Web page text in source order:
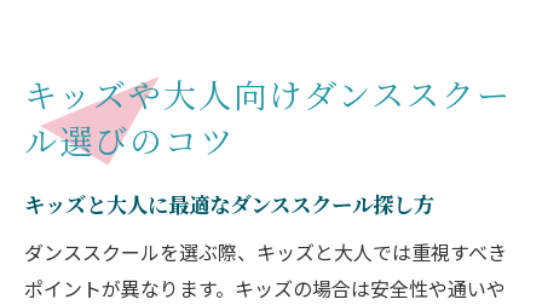
キッズや大人向けダンススクー
ル選びのコツ
キッズと大人に最適なダンススクール探し方
ダンススクールを選ぶ際、キッズと大人では重視すべき
ポイントが異なります。キッズの場合は安全性や通いや